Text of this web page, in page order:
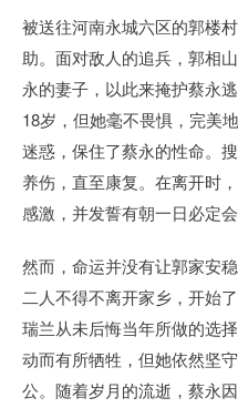
被送往河南永城六区的郭楼
助。面对敌人的追兵，郭相
永的妻子，以此来掩护蔡永
18岁，但她毫不畏惧，完美
迷惑，保住了蔡永的性命。
养伤，直至康复。在离开时
感激，并发誓有朝一日必定会
然而，命运并没有让郭家安
二人不得不离开家乡，开始
瑞兰从未后悔当年所做的选
动而有所牺牲，但她依然坚
公。随着岁月的流逝，蔡永